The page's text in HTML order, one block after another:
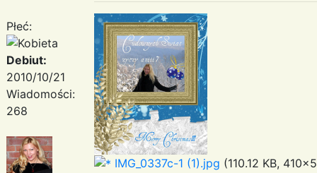
Płeć:
Debiut:
2010/10/21
Wiadomości:
268
IMG_0337c-1 (1).jpg (110.12 KB,